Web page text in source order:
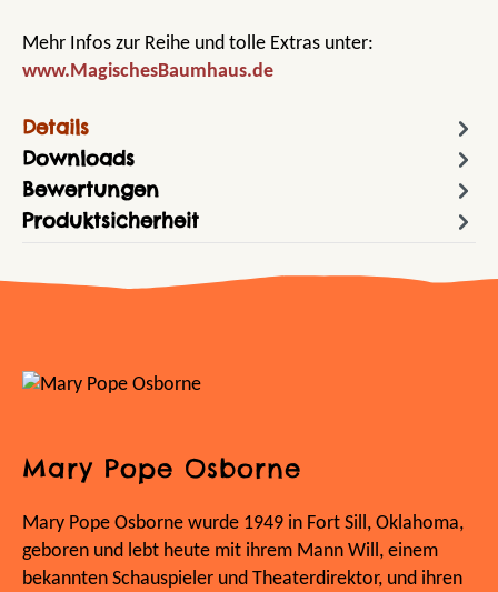
Mehr Infos zur Reihe und tolle Extras unter:
www.MagischesBaumhaus.de
Details
Downloads
Bewertungen
Produktsicherheit
Mary Pope Osborne
Mary Pope Osborne wurde 1949 in Fort Sill, Oklahoma,
geboren und lebt heute mit ihrem Mann Will, einem
bekannten Schauspieler und Theaterdirektor, und ihren